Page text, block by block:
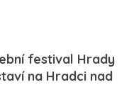
festival Hrady
na Hradci nad